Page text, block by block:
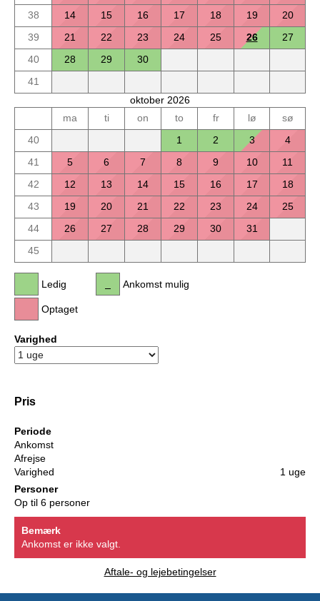
38
14 15 16 17 18 19
20
39
21 22 23 24 25 26
27
40
28 29
30
41
oktober 2026
ma
ti on to fr lø
sø
40
1 2 3
4
41
5 6 7 8 9 10
11
42
12 13 14 15 16 17
18
43
19 20 21 22 23 24
25
44
26 27 28 29 30
31
45
Ledig
Optaget
Ankomst mulig
Varighed
Pris
Periode
Ankomst
Afrejse
Varighed
1 uge
Personer
Op til 6 personer
Bemærk
Ankomst er ikke valgt.
Aftale- og lejebetingelser